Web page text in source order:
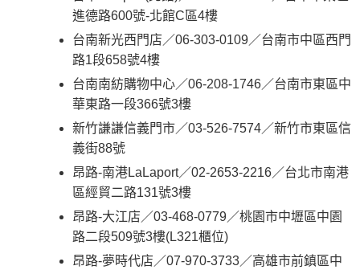
進德路600號-北館C區4樓
台南新光西門店／06-303-0109／台南市中區西門
路1段658號4樓
台南南紡購物中心／06-208-1746／台南市東區中
華東路一段366號3樓
新竹謙謙信義門市／03-526-7574／新竹市東區信
義街88號
昂路-南港LaLaport／02-2653-2216／台北市南港
區經貿二路131號3樓
昂路-大江店／03-468-0779／桃園市中壢區中園
路二段509號3樓(L321櫃位)
昂路-夢時代店／07-970-3733／高雄市前鎮區中